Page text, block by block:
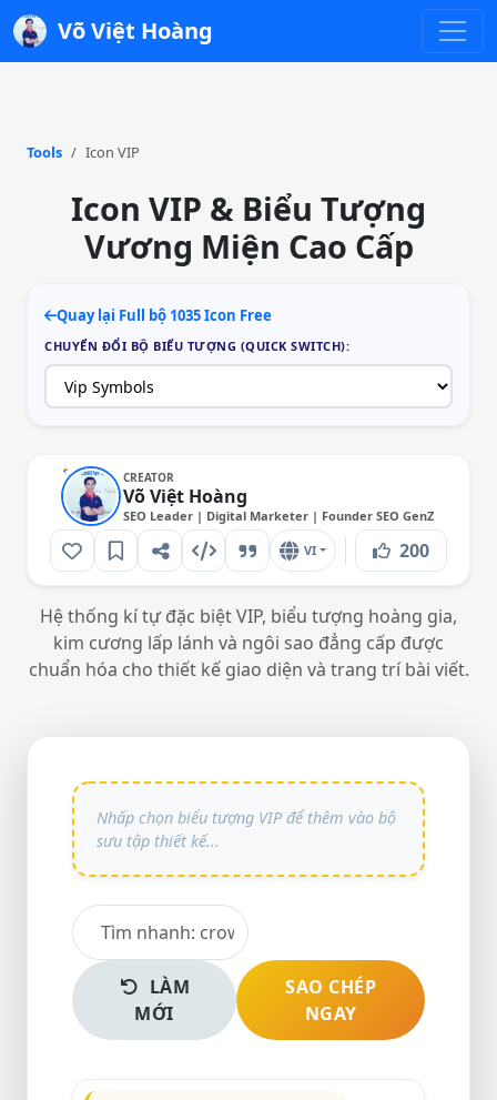
Võ Việt Hoàng
Tools Icon VIP
Icon VIP & Biểu Tượng
Vương Miện Cao Cấp
Quay lại Full bộ 1035 Icon Free
CHUYỂN ĐỔI BỘ BIỂU TƯỢNG (QUICK SWITCH):
CREATOR
Võ Việt Hoàng
SEO Leader | Digital Marketer | Founder SEO GenZ
VI 200
Hệ thống kí tự đặc biệt VIP, biểu tượng hoàng gia,
kim cương lấp lánh và ngôi sao đẳng cấp được
chuẩn hóa cho thiết kế giao diện và trang trí bài viết.
LÀM
MỚI
SAO CHÉP
NGAY